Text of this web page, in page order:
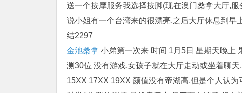
送一个按摩服务我选择按脚(现在澳门桑拿大厅,
说小姐有一个台湾来的很漂亮,之后大厅休息到早
结2297
金池桑拿 小弟第一次来 时间 1月5日 星期天晚上
测30位 没有游戏,女孩子就在大厅走动或坐着聊
15XX 17XX 19XX 颜值没有帝湖高,但是个人认